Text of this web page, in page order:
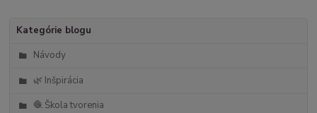
Kategórie blogu
Návody
🌿 Inšpirácia
🧶 Škola tvorenia